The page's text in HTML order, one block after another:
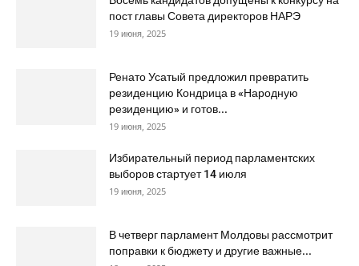
пост главы Совета директоров НАРЭ
19 июня, 2025
Ренато Усатый предложил превратить
резиденцию Кондрица в «Народную
резиденцию» и готов...
19 июня, 2025
Избирательный период парламентских
выборов стартует 14 июля
19 июня, 2025
В четверг парламент Молдовы рассмотрит
поправки к бюджету и другие важные...